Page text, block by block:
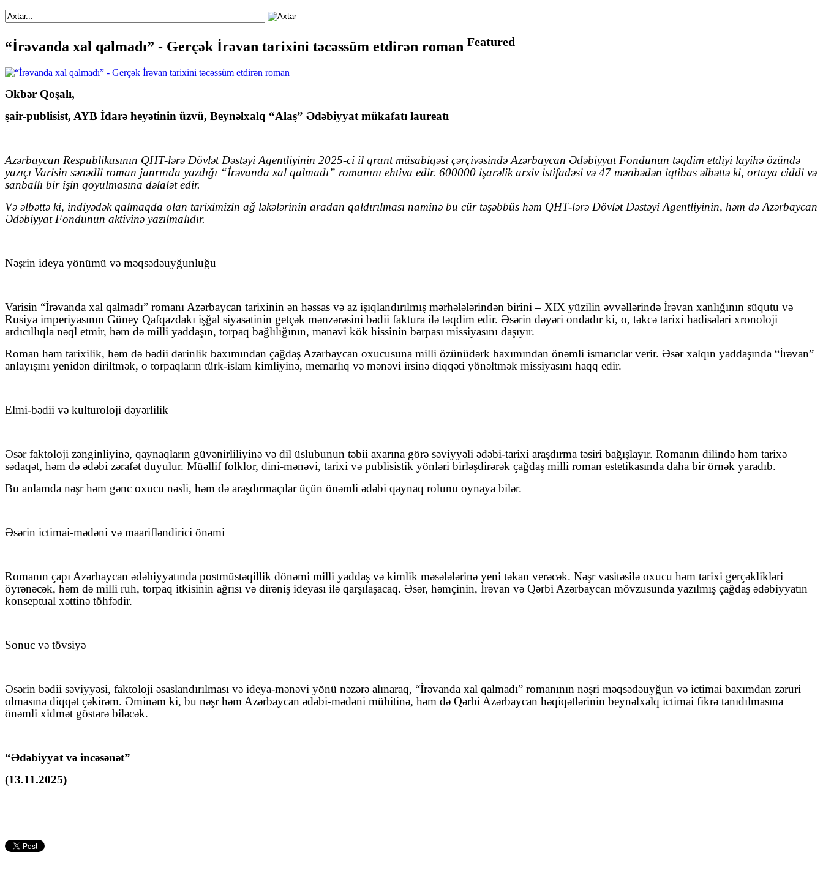
“İrəvanda xal qalmadı” - Gerçək İrəvan tarixini təcəssüm etdirən roman Featured
Əkbər Qoşalı,
şair-publisist, AYB İdarə heyətinin üzvü, Beynəlxalq “Alaş” Ədəbiyyat mükafatı laureatı
Azərbaycan Respublikasının QHT-lərə Dövlət Dəstəyi Agentliyinin 2025-ci il qrant müsabiqəsi çərçivəsində Azərbaycan Ədəbiyyat Fondunun təqdim etdiyi layihə özündə
yazıçı Varisin sənədli roman janrında yazdığı “İrəvanda xal qalmadı” romanını ehtiva edir. 600000 işarəlik arxiv istifadəsi və 47 mənbədən iqtibas əlbəttə ki, ortaya ciddi və
sanballı bir işin qoyulmasına dəlalət edir.
Və əlbəttə ki, indiyədək qalmaqda olan tariximizin ağ ləkələrinin aradan qaldırılması naminə bu cür təşəbbüs həm QHT-lərə Dövlət Dəstəyi Agentliyinin, həm də Azərbaycan
Ədəbiyyat Fondunun aktivinə yazılmalıdır.
Nəşrin ideya yönümü və məqsədəuyğunluğu
Varisin “İrəvanda xal qalmadı” romanı Azərbaycan tarixinin ən həssas və az işıqlandırılmış mərhələlərindən birini – XIX yüzilin əvvəllərində İrəvan xanlığının süqutu və
Rusiya imperiyasının Güney Qafqazdakı işğal siyasətinin getçək mənzərəsini bədii faktura ilə təqdim edir. Əsərin dəyəri ondadır ki, o, təkcə tarixi hadisələri xronoloji
ardıcıllıqla nəql etmir, həm də milli yaddaşın, torpaq bağlılığının, mənəvi kök hissinin bərpası missiyasını daşıyır.
Roman həm tarixilik, həm də bədii dərinlik baxımından çağdaş Azərbaycan oxucusuna milli özünüdərk baxımından önəmli ismarıclar verir. Əsər xalqın yaddaşında “İrəvan”
anlayışını yenidən diriltmək, o torpaqların türk-islam kimliyinə, memarlıq və mənəvi irsinə diqqəti yönəltmək missiyasını haqq edir.
Elmi-bədii və kulturoloji dəyərlilik
Əsər faktoloji zənginliyinə, qaynaqların güvənirliliyinə və dil üslubunun təbii axarına görə səviyyəli ədəbi-tarixi araşdırma təsiri bağışlayır. Romanın dilində həm tarixə
sədaqət, həm də ədəbi zərafət duyulur. Müəllif folklor, dini-mənəvi, tarixi və publisistik yönləri birləşdirərək çağdaş milli roman estetikasında daha bir örnək yaradıb.
Bu anlamda nəşr həm gənc oxucu nəsli, həm də araşdırmaçılar üçün önəmli ədəbi qaynaq rolunu oynaya bilər.
Əsərin ictimai-mədəni və maarifləndirici önəmi
Romanın çapı Azərbaycan ədəbiyyatında postmüstəqillik dönəmi milli yaddaş və kimlik məsələlərinə yeni təkan verəcək. Nəşr vasitəsilə oxucu həm tarixi gerçəklikləri
öyrənəcək, həm də milli ruh, torpaq itkisinin ağrısı və dirəniş ideyası ilə qarşılaşacaq. Əsər, həmçinin, İrəvan və Qərbi Azərbaycan mövzusunda yazılmış çağdaş ədəbiyyatın
konseptual xəttinə töhfədir.
Sonuc və tövsiyə
Əsərin bədii səviyyəsi, faktoloji əsaslandırılması və ideya-mənəvi yönü nəzərə alınaraq, “İrəvanda xal qalmadı” romanının nəşri məqsədəuyğun və ictimai baxımdan zəruri
olmasına diqqət çəkirəm. Əminəm ki, bu nəşr həm Azərbaycan ədəbi-mədəni mühitinə, həm də Qərbi Azərbaycan həqiqətlərinin beynəlxalq ictimai fikrə tanıdılmasına
önəmli xidmət göstərə biləcək.
“Ədəbiyyat və incəsənət”
(13.11.2025)